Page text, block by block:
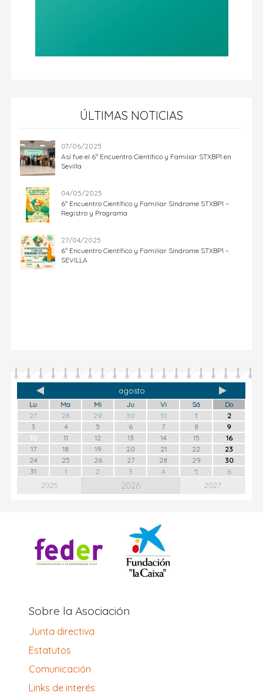
ÚLTIMAS NOTICIAS
07/06/2025
Así fue el 6º Encuentro Científico y Familiar STXBP1 en
Sevilla
04/05/2025
6º Encuentro Científico y Familiar Síndrome STXBP1 –
Registro y Programa
27/04/2025
6º Encuentro Científico y Familiar Síndrome STXBP1 –
SEVILLA
agosto
Lu Ma Mi Ju Vi Sá
Do
27
28 29 30 31 1
2
3
4 5 6 7 8
9
10
11 12 13 14 15
16
17
18 19 20 21 22
23
24
25 26 27 28 29
30
31
1 2 3 4 5 6
2025 2026 2027
Sobre la Asociación
Junta directiva
Estatutos
Comunicación
Links de interés